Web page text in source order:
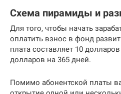
Схема пирамиды и
Для того, чтобы начать
оплатить взнос в фонд
плата составляет 10
долларов на 365 дней.
Помимо абонентской платы